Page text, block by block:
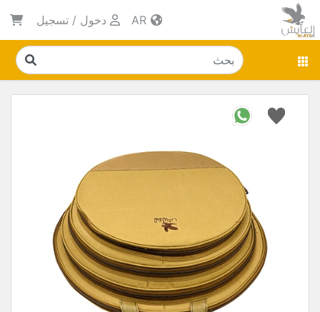
دخول / تسجيل